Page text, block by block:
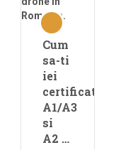
Cum
sa-ti
iei
certificatele
A1/A3
si
A2 …